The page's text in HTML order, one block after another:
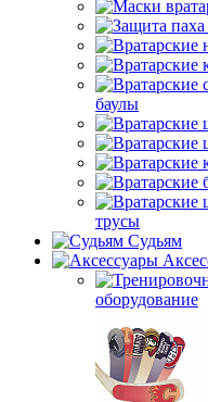
баулы
трусы
Судьям
оборудование